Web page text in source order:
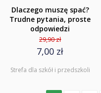
Dlaczego muszę spać?
Trudne pytania, proste
odpowiedzi
29,90 zł
7,00 zł
Strefa dla szkół i przedszkoli